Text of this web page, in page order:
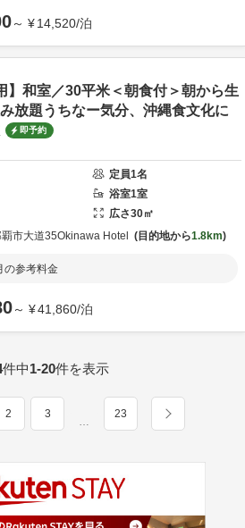
～ ¥14,520/泊
】和室／30平米＜朝食付＞朝から生
放題うちなー気分、沖縄食文化に
即予約
定員1名
浴室1室
広さ30㎡
市大道35Okinawa Hotel 目的地から1.8km
の参考料金
～ ¥41,860/泊
件中1-20件を表示
2 3
…
23